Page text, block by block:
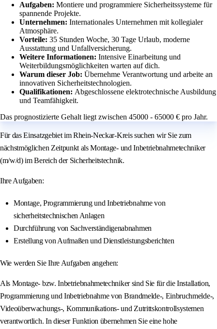
Aufgaben: Montiere und programmiere Sicherheitssysteme für
spannende Projekte.
Unternehmen: Internationales Unternehmen mit kollegialer
Atmosphäre.
Vorteile: 35 Stunden Woche, 30 Tage Urlaub, moderne
Ausstattung und Unfallversicherung.
Weitere Informationen: Intensive Einarbeitung und
Weiterbildungsmöglichkeiten warten auf dich.
Warum dieser Job: Übernehme Verantwortung und arbeite an
innovativen Sicherheitstechnologien.
Qualifikationen: Abgeschlossene elektrotechnische Ausbildung
und Teamfähigkeit.
Das prognostizierte Gehalt liegt zwischen 45000 - 65000 € pro Jahr.
Für das Einsatzgebiet im Rhein-Neckar-Kreis suchen wir Sie zum
nächstmöglichen Zeitpunkt als Montage- und Inbetriebnahmetechniker
(m/w/d) im Bereich der Sicherheitstechnik.
Ihre Aufgaben:
Montage, Programmierung und Inbetriebnahme von
sicherheitstechnischen Anlagen
Durchführung von Sachverständigenabnahmen
Erstellung von Aufmaßen und Dienstleistungsberichten
Wie werden Sie Ihre Aufgaben angehen:
Als Montage- bzw. Inbetriebnahmetechniker sind Sie für die Installation,
Programmierung und Inbetriebnahme von Brandmelde-, Einbruchmelde-,
Videoüberwachungs-, Kommunikations- und Zutrittskontrollsystemen
verantwortlich. In dieser Funktion übernehmen Sie eine hohe